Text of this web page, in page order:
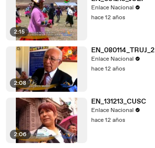
2:15
Enlace Nacional
hace 12 años
2:08
EN_080114_TRUJ_2
Enlace Nacional
hace 12 años
2:06
EN_131213_CUSC
Enlace Nacional
hace 12 años